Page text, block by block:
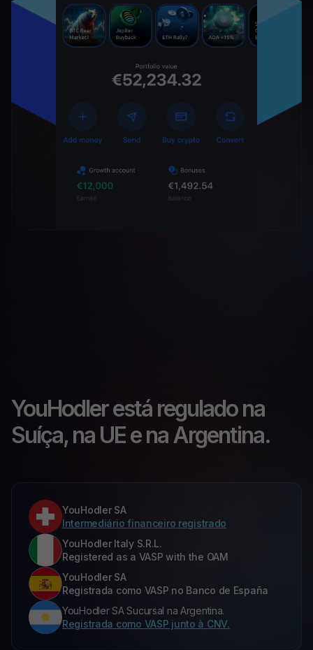
YouHodler está regulado na
Suíça, na UE e na Argentina.
YouHodler SA
Intermediário financeiro registrado
YouHodler Italy S.R.L.
Registered as a VASP with the OAM
YouHodler SA
Registrada como VASP no Banco de España
YouHodler SA Sucursal na Argentina.
Registrada como VASP junto à CNV.